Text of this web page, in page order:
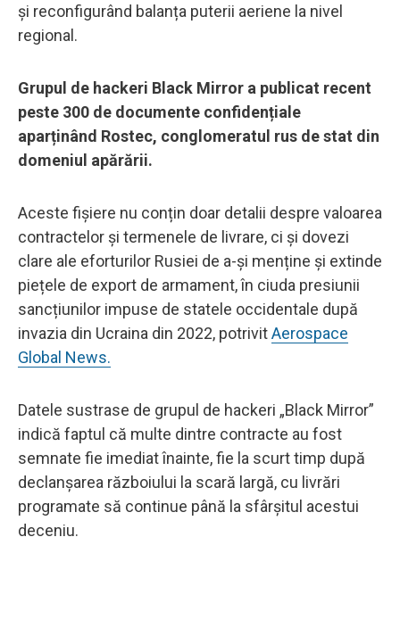
și reconfigurând balanța puterii aeriene la nivel
regional.
Grupul de hackeri Black Mirror a publicat recent
peste 300 de documente confidențiale
aparținând Rostec, conglomeratul rus de stat din
domeniul apărării.
Aceste fișiere nu conțin doar detalii despre valoarea
contractelor și termenele de livrare, ci și dovezi
clare ale eforturilor Rusiei de a-și menține și extinde
piețele de export de armament, în ciuda presiunii
sancțiunilor impuse de statele occidentale după
invazia din Ucraina din 2022, potrivitAerospace
Global News.
Datele sustrase de grupul de hackeri „Black Mirror”
indică faptul că multe dintre contracte au fost
semnate fie imediat înainte, fie la scurt timp după
declanșarea războiului la scară largă, cu livrări
programate să continue până la sfârșitul acestui
deceniu.